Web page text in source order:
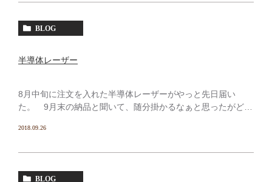
BLOG
半導体レーザー
8月中旬に注文を入れた半導体レーザーがやっと先日届い
た。 9月末の納品と聞いて、随分掛かるなぁと思ったがどう
や歯肉切開などの手術に用いるオペレーザー（炭酸ガスレー
2018.09.26
BLOG